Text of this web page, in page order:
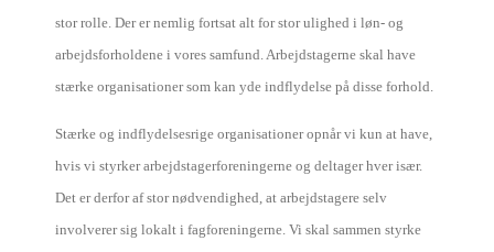
stor rolle. Der er nemlig fortsat alt for stor ulighed i løn- og
arbejdsforholdene i vores samfund. Arbejdstagerne skal have
stærke organisationer som kan yde indflydelse på disse forhold.
Stærke og indflydelsesrige organisationer opnår vi kun at have,
hvis vi styrker arbejdstagerforeningerne og deltager hver især.
Det er derfor af stor nødvendighed, at arbejdstagere selv
involverer sig lokalt i fagforeningerne. Vi skal sammen styrke